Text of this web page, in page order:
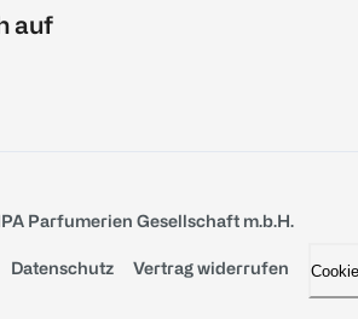
auf
Parfumerien Gesellschaft m.b.H.
Datenschutz Vertrag widerrufen